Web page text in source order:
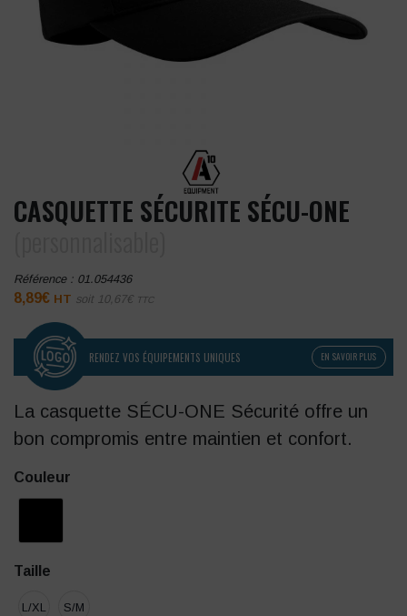
CASQUETTE SÉCURITE SÉCU-ONE
Référence : 01.054436
8,89€ HT soit 10,67€ TTC
RENDEZ VOS ÉQUIPEMENTS UNIQUES EN SAVOIR PLUS
La casquette SÉCU-ONE Sécurité offre un
bon compromis entre maintien et confort.
Couleur
Taille
L/XL S/M